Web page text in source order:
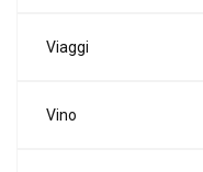
Viaggi
Vino